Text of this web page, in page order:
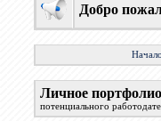
Добро
Начало
Личное
потенциального